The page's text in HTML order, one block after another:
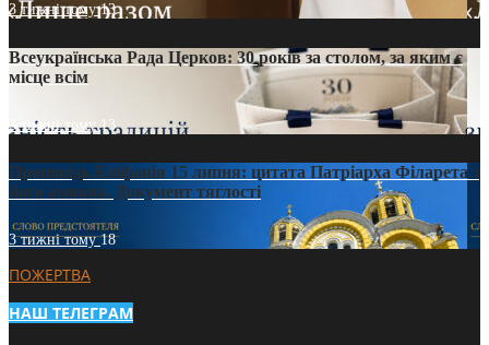
3 тижні тому13
Всеукраїнська Рада Церков: 30 років за столом, за яким є
місце всім
3 тижні тому13
Проповідь Епіфанія 15 липня: цитата Патріарха Філарета з
його амвона. Документ тяглості
3 тижні тому18
ПОЖЕРТВА
НАШ ТЕЛЕГРАМ